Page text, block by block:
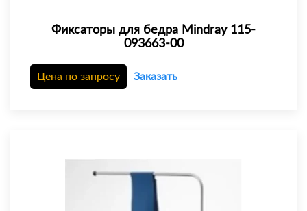
Фиксаторы для бедра Mindray 115-
093663-00
Цена по запросу Заказать